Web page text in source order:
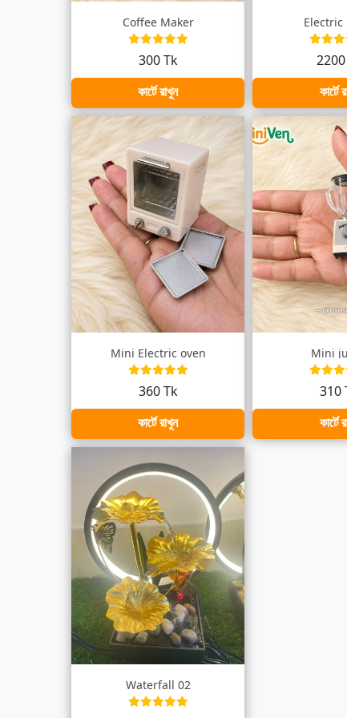
Coffee Maker
300 Tk
কার্টে রাখুন
Electric
কার্টে
Mini Electric oven
360 Tk
কার্টে রাখুন
Mini
310
কার্টে
Waterfall 02